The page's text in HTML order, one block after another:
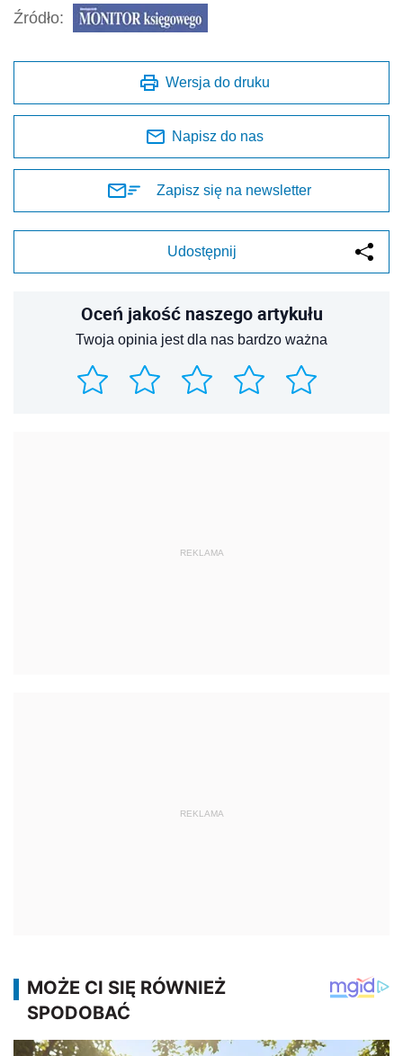
Źródło:
Wersja do druku
Napisz do nas
Zapisz się na newsletter
Udostępnij
Oceń jakość naszego artykułu
Twoja opinia jest dla nas bardzo ważna
REKLAMA
REKLAMA